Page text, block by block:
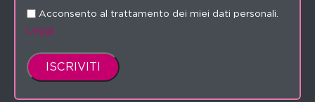
Acconsento al trattamento dei miei dati personali.
Leggi